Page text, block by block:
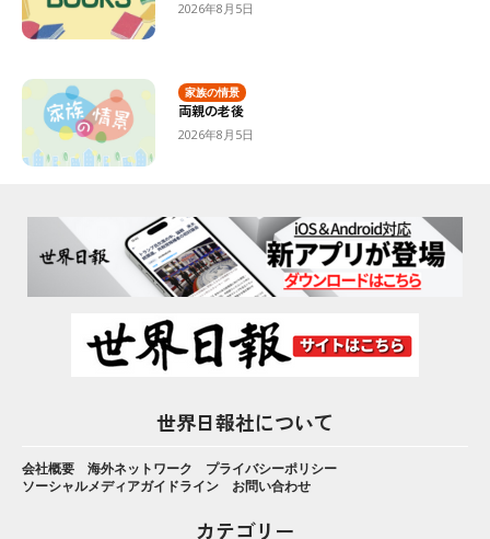
2026年8月5日
家族の情景
両親の老後
2026年8月5日
世界日報社について
会社概要 海外ネットワーク
プライバシーポリシー
ソーシャルメディアガイドライン
お問い合わせ
カテゴリー